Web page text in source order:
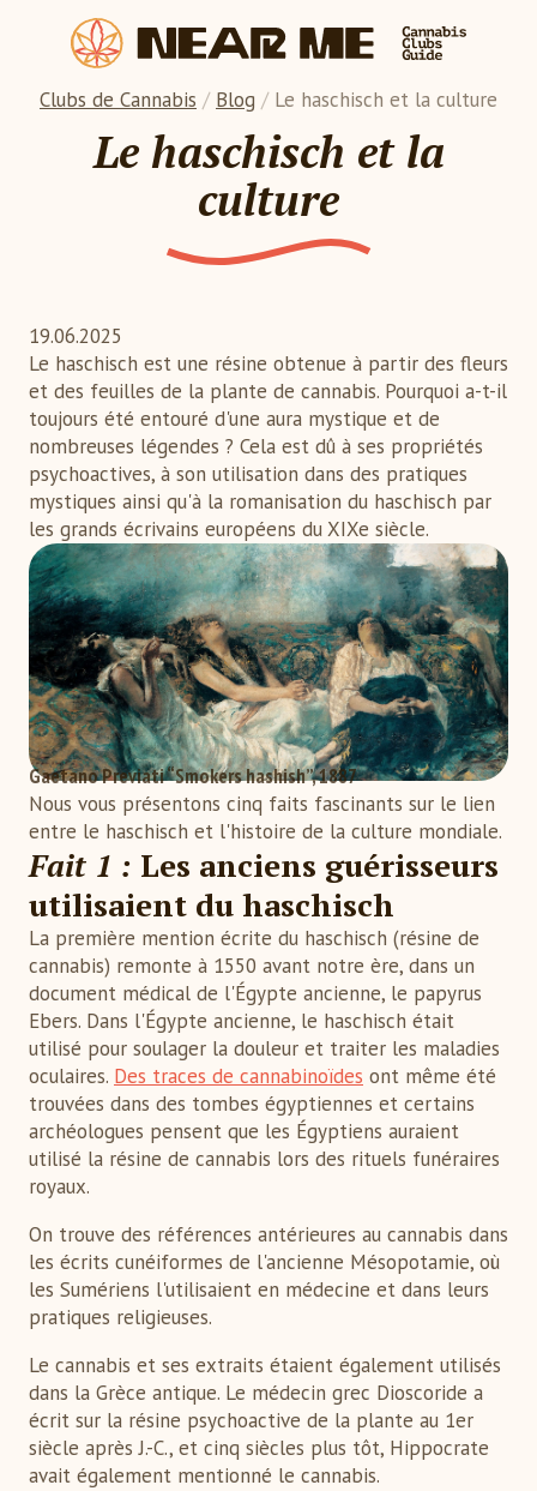
Clubs de Cannabis / Blog / Le haschisch et la culture
Le haschisch et la
culture
19.06.2025
Le haschisch est une résine obtenue à partir des fleurs
et des feuilles de la plante de cannabis. Pourquoi a-t-il
toujours été entouré d'une aura mystique et de
nombreuses légendes ? Cela est dû à ses propriétés
psychoactives, à son utilisation dans des pratiques
mystiques ainsi qu'à la romanisation du haschisch par
les grands écrivains européens du XIXe siècle.
Gaetano Previati “Smokers hashish”, 1887
Nous vous présentons cinq faits fascinants sur le lien
entre le haschisch et l'histoire de la culture mondiale.
Fait 1 : Les anciens guérisseurs
utilisaient du haschisch
La première mention écrite du haschisch (résine de
cannabis) remonte à 1550 avant notre ère, dans un
document médical de l'Égypte ancienne, le papyrus
Ebers. Dans l'Égypte ancienne, le haschisch était
utilisé pour soulager la douleur et traiter les maladies
oculaires. Des traces de cannabinoïdes ont même été
trouvées dans des tombes égyptiennes et certains
archéologues pensent que les Égyptiens auraient
utilisé la résine de cannabis lors des rituels funéraires
royaux.
On trouve des références antérieures au cannabis dans
les écrits cunéiformes de l'ancienne Mésopotamie, où
les Sumériens l'utilisaient en médecine et dans leurs
pratiques religieuses.
Le cannabis et ses extraits étaient également utilisés
dans la Grèce antique. Le médecin grec Dioscoride a
écrit sur la résine psychoactive de la plante au 1er
siècle après J.-C., et cinq siècles plus tôt, Hippocrate
avait également mentionné le cannabis.